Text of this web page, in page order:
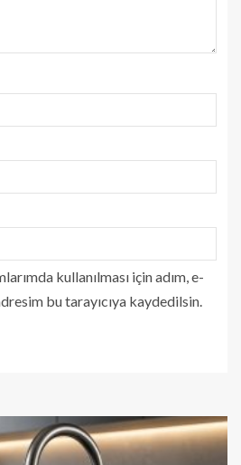
kullanılması için adım, e-
bu tarayıcıya kaydedilsin.